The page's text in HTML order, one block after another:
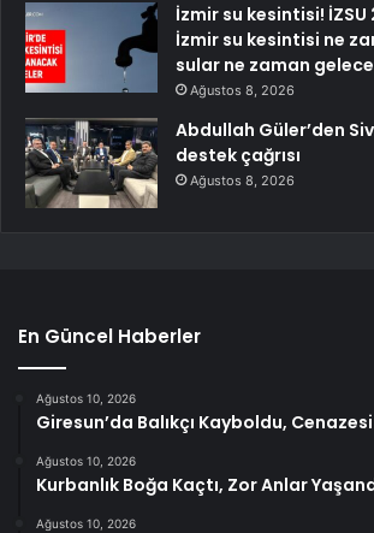
İzmir su kesintisi!
İzmir su kesintisi ne
sular ne zaman
Ağustos 8, 2026
Abdullah Güler’den
destek çağrısı
Ağustos 8, 2026
En Güncel Haberler
Ağustos 10, 2026
Giresun’da Balıkçı Kayboldu,
Ağustos 10, 2026
Kurbanlık Boğa Kaçtı, Zor Anlar
Ağustos 10, 2026